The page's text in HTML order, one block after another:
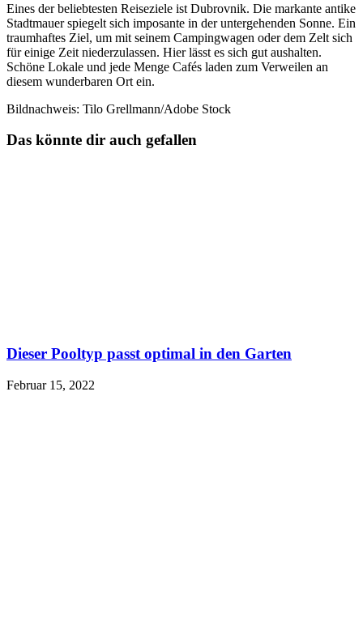
Eines der beliebtesten Reiseziele ist Dubrovnik. Die markante antike
Stadtmauer spiegelt sich imposante in der untergehenden Sonne. Ein
traumhaftes Ziel, um mit seinem Campingwagen oder dem Zelt sich
für einige Zeit niederzulassen. Hier lässt es sich gut aushalten.
Schöne Lokale und jede Menge Cafés laden zum Verweilen an
diesem wunderbaren Ort ein.
Bildnachweis: Tilo Grellmann/Adobe Stock
Das könnte dir auch gefallen
Dieser Pooltyp passt optimal in den Garten
Februar 15, 2022